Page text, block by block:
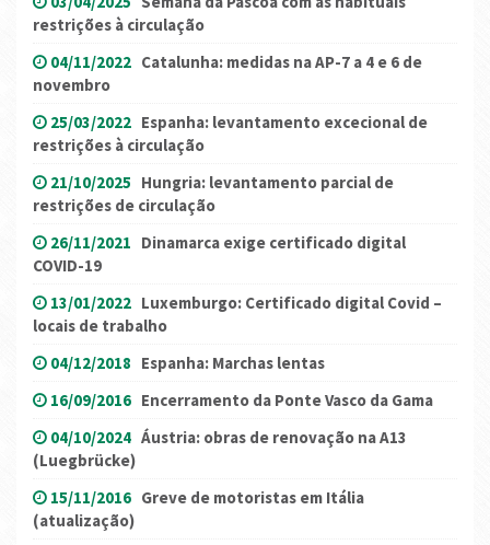
restrições à circulação
04/11/2022 Catalunha: medidas na AP-7 a 4 e 6 de
novembro
25/03/2022 Espanha: levantamento excecional de
restrições à circulação
21/10/2025 Hungria: levantamento parcial de
restrições de circulação
26/11/2021 Dinamarca exige certificado digital
COVID-19
13/01/2022 Luxemburgo: Certificado digital Covid –
locais de trabalho
04/12/2018 Espanha: Marchas lentas
16/09/2016 Encerramento da Ponte Vasco da Gama
04/10/2024 Áustria: obras de renovação na A13
(Luegbrücke)
15/11/2016 Greve de motoristas em Itália
(atualização)